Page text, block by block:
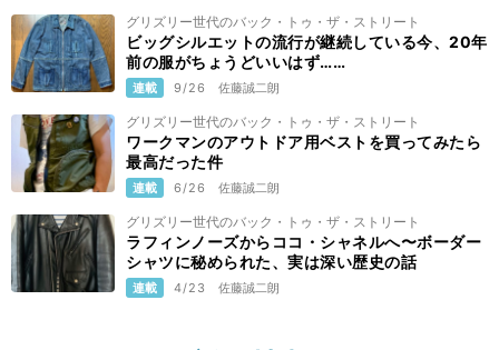
グリズリー世代のバック・トゥ・ザ・ストリート
ビッグシルエットの流行が継続している今、20年
前の服がちょうどいいはず……
連載 9/26 佐藤誠二朗
グリズリー世代のバック・トゥ・ザ・ストリート
ワークマンのアウトドア用ベストを買ってみたら
最高だった件
連載 6/26 佐藤誠二朗
グリズリー世代のバック・トゥ・ザ・ストリート
ラフィンノーズからココ・シャネルへ〜ボーダー
シャツに秘められた、実は深い歴史の話
連載 4/23 佐藤誠二朗